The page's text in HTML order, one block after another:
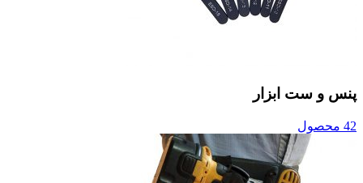
پنس و ست ابزار
42 محصول